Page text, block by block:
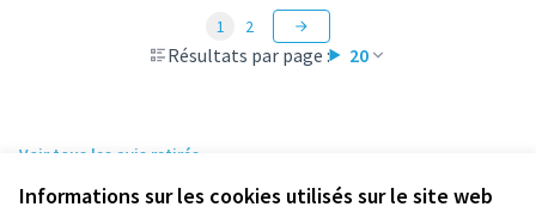
Informations sur les cookies utilisés sur le site web
Résultats par page : 20
1 2
Voir tous les avis retirés